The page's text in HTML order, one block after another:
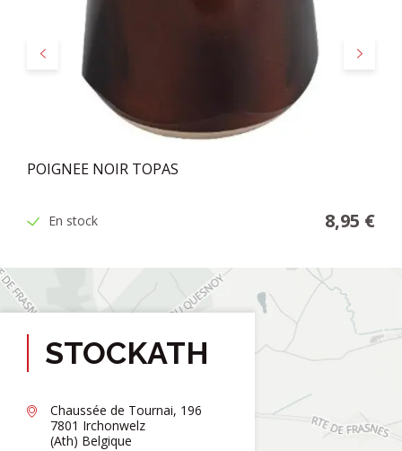
Précédent Suivant
POIGNEE NOIR TOPAS
En stock 8,95 €
STOCKATH
Chaussée de Tournai, 196
7801 Irchonwelz
(Ath) Belgique